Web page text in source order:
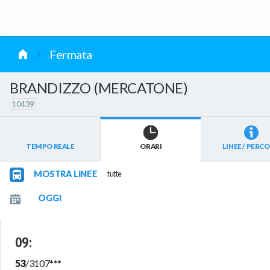
Fermata
BRANDIZZO (MERCATONE)
10439
TEMPO REALE ORARI LINEE /
MOSTRA LINEE tutte
09:
53/3107***